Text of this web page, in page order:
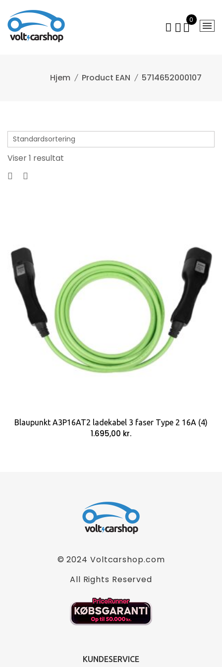
indhold
0
Product EAN 5714652000107
Viser 1 resultat
Blaupunkt A3P16AT2 ladekabel 3 faser Type 2 16A (4)
1.695,00 kr.
© 2024 Voltcarshop.com
All Rights Reserved
KUNDESERVICE